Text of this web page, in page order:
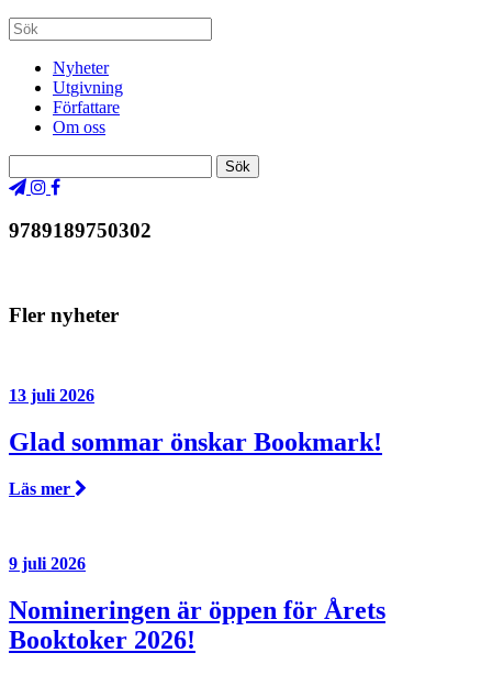
Nyheter
Utgivning
Författare
Om oss
9789189750302
Fler nyheter
13 juli 2026
Glad sommar önskar Bookmark!
Läs mer
9 juli 2026
Nomineringen är öppen för Årets
Booktoker 2026!